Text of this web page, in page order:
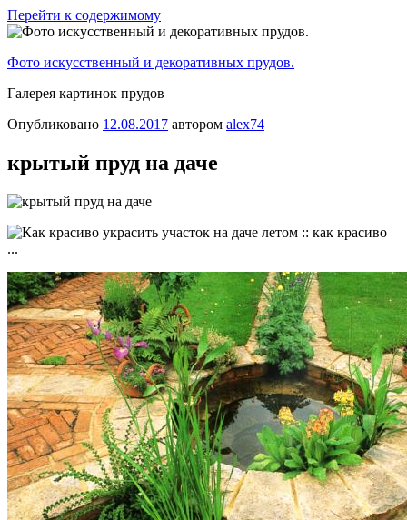
Перейти к содержимому
Фото искусственный и декоративных прудов.
Галерея картинок прудов
Опубликовано 12.08.2017 автором alex74
крытый пруд на даче